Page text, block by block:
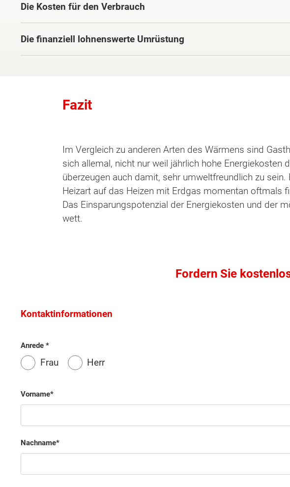
Die Kosten für den Verbrauch
Die finanziell lohnenswerte Umrüstung
Fazit
Im Vergleich zu anderen Arten des Wärmens sind
sich allemal, nicht nur weil jährlich hohe Energiekosten
überzeugen auch damit, sehr umweltfreundlich zu
Heizart auf das Heizen mit Erdgas momentan oftmals
Das Einsparungspotenzial der Energiekosten und der
wett.
Fordern Sie
Kontaktinformationen
Anrede
Frau Herr
Vorname
Nachname